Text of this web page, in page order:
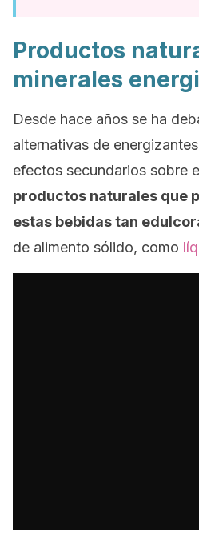
Productos
minerales
Desde hace años se ha
alternativas de
efectos secundarios sobre
productos naturales que
estas bebidas tan
de alimento sólido, como